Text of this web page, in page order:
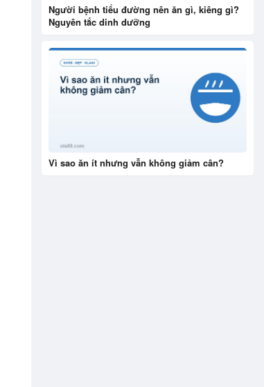
Người bệnh tiểu đường nên ăn gì, kiêng gì?
Nguyên tắc dinh dưỡng
Vì sao ăn ít nhưng vẫn không giảm cân?